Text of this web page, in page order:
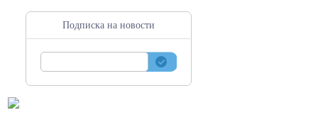
Подписка на новости